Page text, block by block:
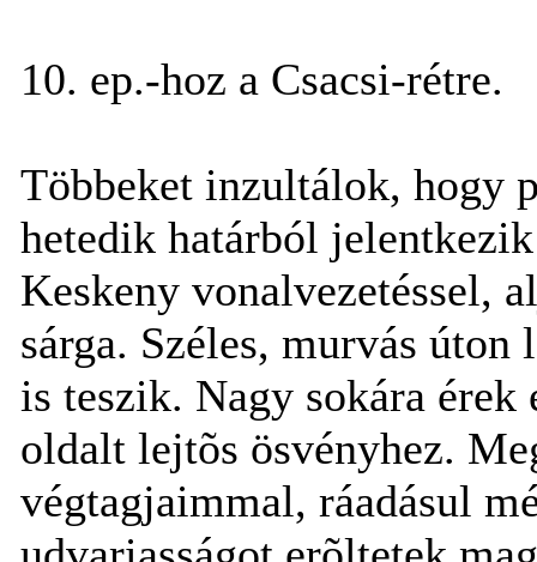
10. ep.-hoz a Csacsi-rétre.
Többeket inzultálok, hogy
hetedik határból
Keskeny vonalvezetéssel,
sárga. Széles, murvás
is teszik. Nagy sokára érek
oldalt lejtõs ösvényhez.
végtagjaimmal, ráadásul